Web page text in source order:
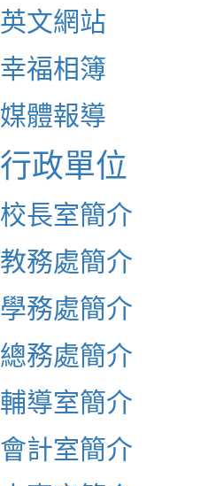
英文網站
幸福相簿
媒體報導
行政單位
校長室簡介
教務處簡介
學務處簡介
總務處簡介
輔導室簡介
會計室簡介